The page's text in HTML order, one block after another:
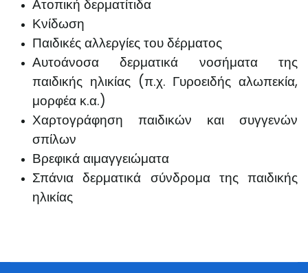
Ατοπική δερματίτιδα
Κνίδωση
Παιδικές αλλεργίες του δέρματος
Αυτοάνοσα δερματικά νοσήματα της
παιδικής ηλικίας (π.χ. Γυροειδής αλωπεκία,
μορφέα κ.α.)
Χαρτογράφηση παιδικών και συγγενών
σπίλων
Βρεφικά αιμαγγειώματα
Σπάνια δερματικά σύνδρομα της παιδικής
ηλικίας